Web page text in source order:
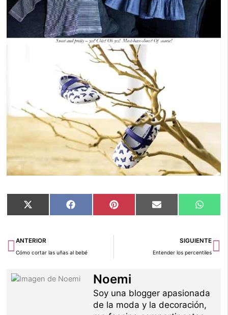
Compartir
en
X
(Twitter)
Compartir
en
Facebook Compartir
en
Pinterest Compartir
en
Email
en
Ant
ANTERIOR
Cómo cortar las uñas al bebé
SIGUIENTE
Entender los percentiles
Noemi
Soy una blogger apasionada
de la moda y la decoración,